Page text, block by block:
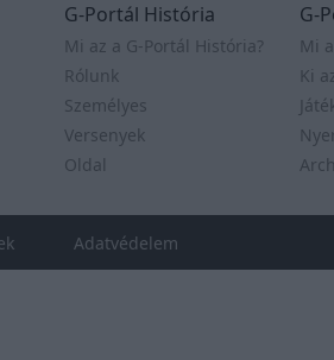
G-Portál História
Mi az a G-Portál História?
Rólunk
Személyes
Versenyek
Oldal
G-
Mi
Ki
Adatvédelem